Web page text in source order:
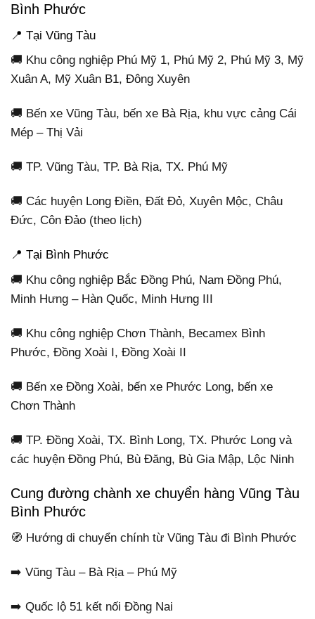
Bình Phước
📍 Tại Vũng Tàu
🚚 Khu công nghiệp Phú Mỹ 1, Phú Mỹ 2, Phú Mỹ 3, Mỹ
Xuân A, Mỹ Xuân B1, Đông Xuyên
🚚 Bến xe Vũng Tàu, bến xe Bà Rịa, khu vực cảng Cái
Mép – Thị Vải
🚚 TP. Vũng Tàu, TP. Bà Rịa, TX. Phú Mỹ
🚚 Các huyện Long Điền, Đất Đỏ, Xuyên Mộc, Châu
Đức, Côn Đảo (theo lịch)
📍 Tại Bình Phước
🚚 Khu công nghiệp Bắc Đồng Phú, Nam Đồng Phú,
Minh Hưng – Hàn Quốc, Minh Hưng III
🚚 Khu công nghiệp Chơn Thành, Becamex Bình
Phước, Đồng Xoài I, Đồng Xoài II
🚚 Bến xe Đồng Xoài, bến xe Phước Long, bến xe
Chơn Thành
🚚 TP. Đồng Xoài, TX. Bình Long, TX. Phước Long và
các huyện Đồng Phú, Bù Đăng, Bù Gia Mập, Lộc Ninh
Cung đường chành xe chuyển hàng Vũng Tàu
Bình Phước
🧭 Hướng di chuyển chính từ Vũng Tàu đi Bình Phước
➡️ Vũng Tàu – Bà Rịa – Phú Mỹ
➡️ Quốc lộ 51 kết nối Đồng Nai